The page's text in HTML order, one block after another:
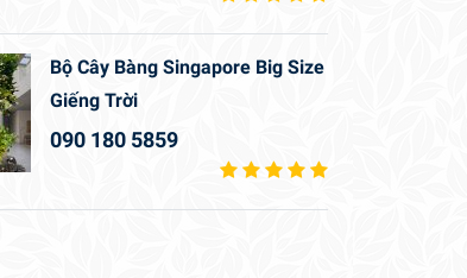
Bộ Cây Bàng Singapore Big Size
Giếng Trời
090 180 5859